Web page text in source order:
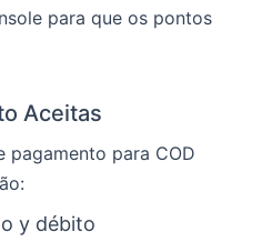
para que os pontos
Aceitas
pagamento para COD
y débito